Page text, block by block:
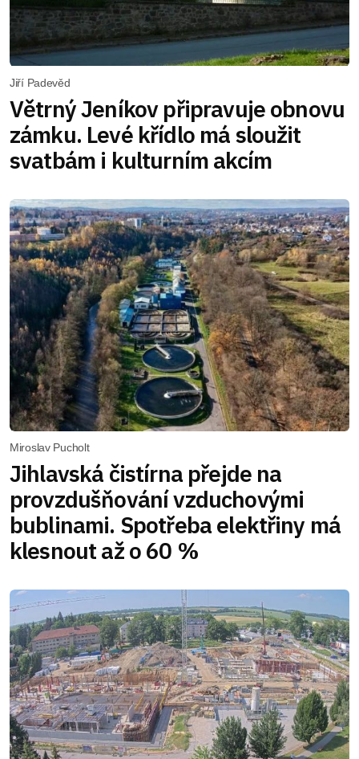
Jiří Padevěd
Větrný Jeníkov připravuje obnovu
zámku. Levé křídlo má sloužit
svatbám i kulturním akcím
Miroslav Pucholt
Jihlavská čistírna přejde na
provzdušňování vzduchovými
bublinami. Spotřeba elektřiny má
klesnout až o 60 %